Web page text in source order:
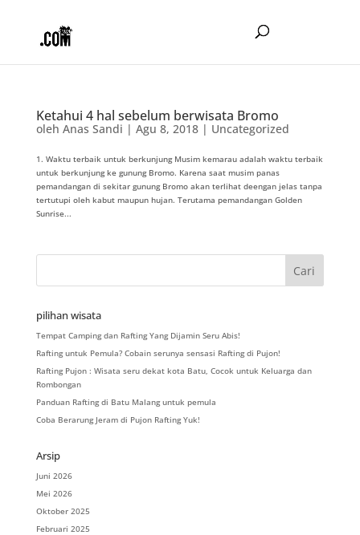
Ketahui 4 hal sebelum berwisata Bromo
oleh Anas Sandi | Agu 8, 2018| Uncategorized
1. Waktu terbaik untuk berkunjung Musim kemarau adalah waktu terbaik
untuk berkunjung ke gunung Bromo. Karena saat musim panas
pemandangan di sekitar gunung Bromo akan terlihat deengan jelas tanpa
tertutupi oleh kabut maupun hujan. Terutama pemandangan Golden
Sunrise...
pilihan wisata
Tempat Camping dan Rafting Yang Dijamin Seru Abis!
Rafting untuk Pemula? Cobain serunya sensasi Rafting di Pujon!
Rafting Pujon : Wisata seru dekat kota Batu, Cocok untuk Keluarga dan
Rombongan
Panduan Rafting di Batu Malang untuk pemula
Coba Berarung Jeram di Pujon Rafting Yuk!
Arsip
Juni 2026
Mei 2026
Oktober 2025
Februari 2025